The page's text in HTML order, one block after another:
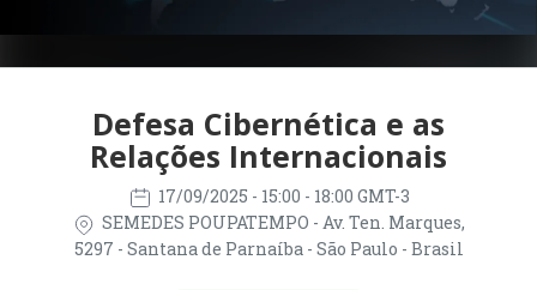
Defesa Cibernética e as
Relações Internacionais
17/09/2025 - 15:00 - 18:00 GMT-3
SEMEDES POUPATEMPO - Av. Ten. Marques,
5297 - Santana de Parnaíba - São Paulo - Brasil